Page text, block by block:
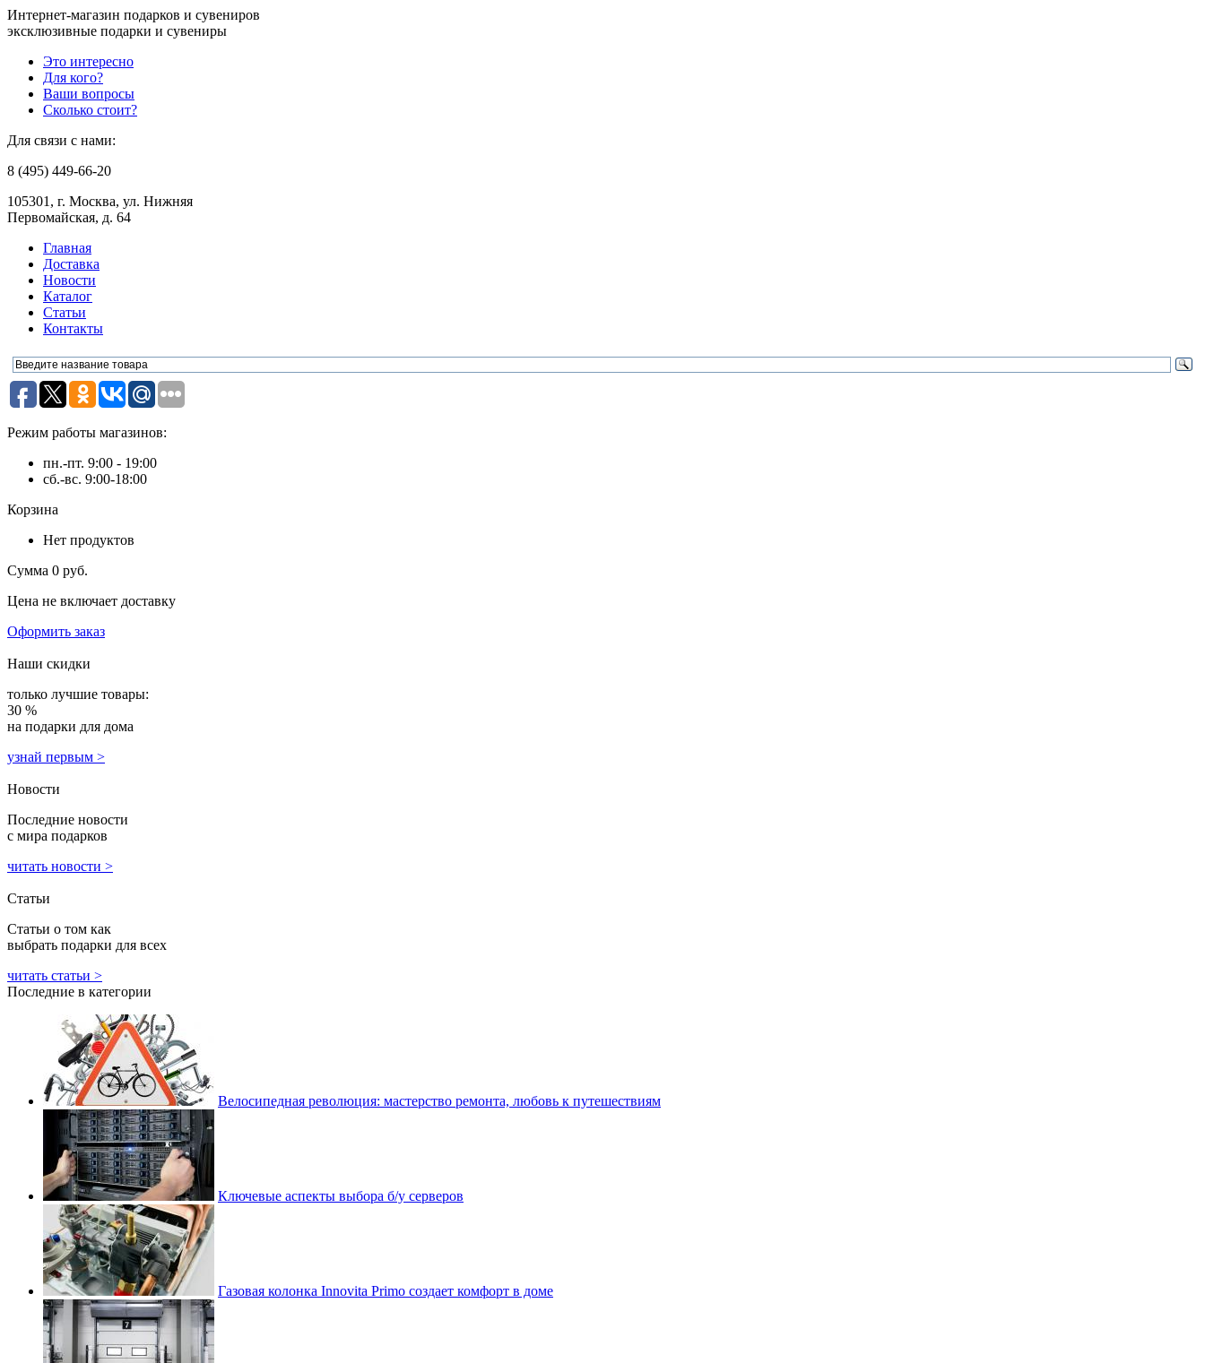
Интернет-магазин подарков и сувениров
эксклюзивные подарки и сувениры
Это интересно
Для кого?
Ваши вопросы
Сколько стоит?
Для связи с нами:
8 (495) 449-66-20
105301, г. Москва, ул. Нижняя
Первомайская, д. 64
Главная
Доставка
Новости
Каталог
Статьи
Контакты
Режим работы магазинов:
пн.-пт. 9:00 - 19:00
сб.-вс. 9:00-18:00
Корзина
Нет продуктов
Сумма 0 руб.
Цена не включает доставку
Оформить заказ
Наши скидки
только лучшие товары:
30 %
на подарки для дома
узнай первым >
Новости
Последние новости
с мира подарков
читать новости >
Статьи
Статьи о том как
выбрать подарки для всех
читать статьи >
Последние в категории
Велосипедная революция: мастерство ремонта, любовь к путешествиям
Ключевые аспекты выбора б/у серверов
Газовая колонка Innovita Primo создает комфорт в доме